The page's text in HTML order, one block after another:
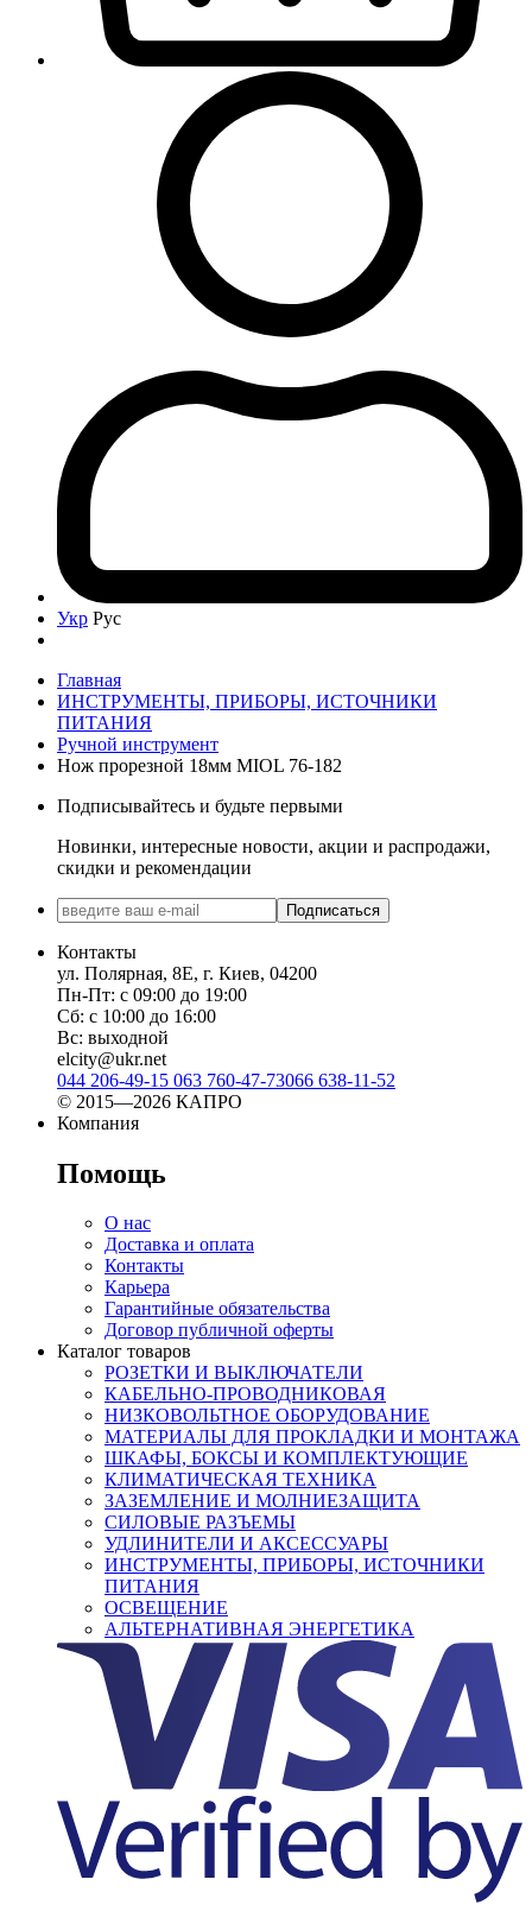
Укр Рус
Главная
ИНСТРУМЕНТЫ, ПРИБОРЫ, ИСТОЧНИКИ
ПИТАНИЯ
Ручной инструмент
Нож прорезной 18мм MIOL 76-182
Подписывайтесь и будьте первыми
Новинки, интересные новости, акции и распродажи,
скидки и рекомендации
Подписаться
Контакты
ул. Полярная, 8Е, г. Киев, 04200
Пн-Пт: с 09:00 до 19:00
Сб: с 10:00 до 16:00
Вс: выходной
elcity@ukr.net
044 206-49-15 063 760-47-73066 638-11-52
© 2015—2026 КАПРО
Компания
Помощь
О нас
Доставка и оплата
Контакты
Карьера
Гарантийные обязательства
Договор публичной оферты
Каталог товаров
РОЗЕТКИ И ВЫКЛЮЧАТЕЛИ
КАБЕЛЬНО-ПРОВОДНИКОВАЯ
НИЗКОВОЛЬТНОЕ ОБОРУДОВАНИЕ
МАТЕРИАЛЫ ДЛЯ ПРОКЛАДКИ И МОНТАЖА
ШКАФЫ, БОКСЫ И КОМПЛЕКТУЮЩИЕ
КЛИМАТИЧЕСКАЯ ТЕХНИКА
ЗАЗЕМЛЕНИЕ И МОЛНИЕЗАЩИТА
СИЛОВЫЕ РАЗЪЕМЫ
УДЛИНИТЕЛИ И АКСЕССУАРЫ
ИНСТРУМЕНТЫ, ПРИБОРЫ, ИСТОЧНИКИ
ПИТАНИЯ
ОСВЕЩЕНИЕ
АЛЬТЕРНАТИВНАЯ ЭНЕРГЕТИКА